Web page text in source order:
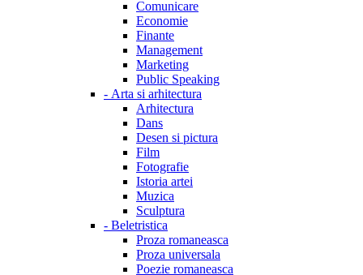
Comunicare
Economie
Finante
Management
Marketing
Public Speaking
- Arta si arhitectura
Arhitectura
Dans
Desen si pictura
Film
Fotografie
Istoria artei
Muzica
Sculptura
- Beletristica
Proza romaneasca
Proza universala
Poezie romaneasca